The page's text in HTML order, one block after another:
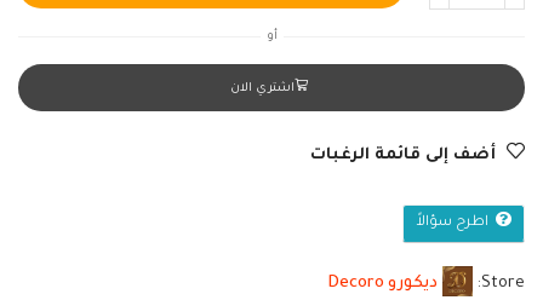
أو
اشتري الان
أضف إلى قائمة الرغبات
اطرح سؤالاً
Store: ديكورو Decoro